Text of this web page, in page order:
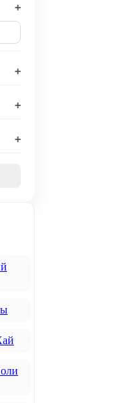
+
+
+
+